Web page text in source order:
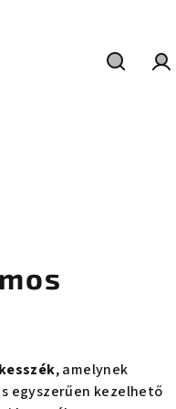
, amelynek
egyszerűen kezelhető